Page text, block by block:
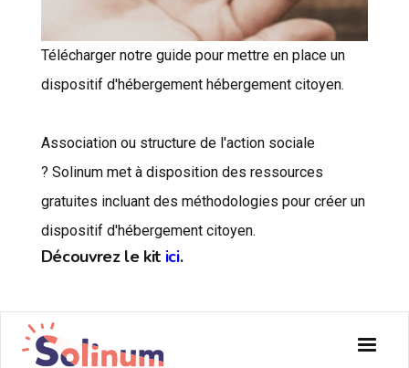
Télécharger notre guide pour mettre en place un
dispositif d'hébergement hébergement citoyen.
Association ou structure de l'action sociale
? Solinum met à disposition des ressources
gratuites incluant des méthodologies pour créer un
dispositif d'hébergement citoyen.
Découvrez le kit ici.